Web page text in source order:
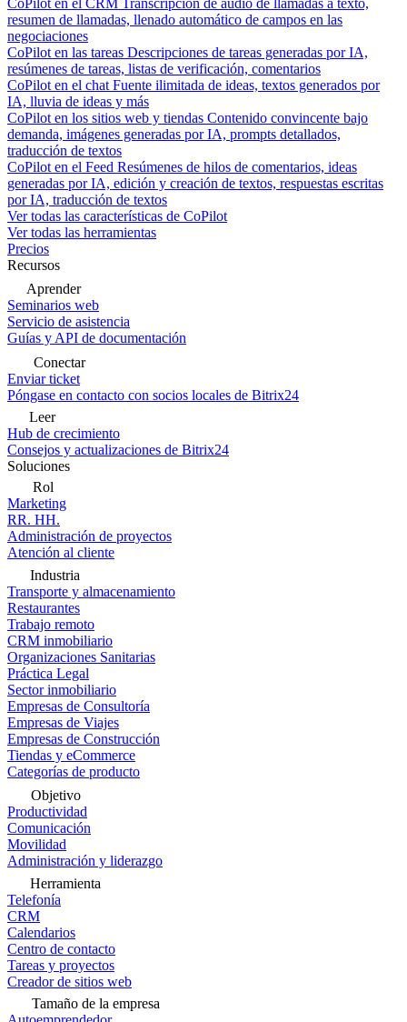
CoPilot en el CRM Transcripción de audio de llamadas a texto,
resumen de llamadas, llenado automático de campos en las
negociaciones
CoPilot en las tareas Descripciones de tareas generadas por IA,
resúmenes de tareas, listas de verificación, comentarios
CoPilot en el chat Fuente ilimitada de ideas, textos generados por
IA, lluvia de ideas y más
CoPilot en los sitios web y tiendas Contenido convincente bajo
demanda, imágenes generadas por IA, prompts detallados,
traducción de textos
CoPilot en el Feed Resúmenes de hilos de comentarios, ideas
generadas por IA, edición y creación de textos, respuestas escritas
por IA, traducción de textos
Ver todas las características de CoPilot
Ver todas las herramientas
Precios
Recursos
Aprender
Seminarios web
Servicio de asistencia
Guías y API de documentación
Conectar
Enviar ticket
Póngase en contacto con socios locales de Bitrix24
Leer
Hub de crecimiento
Consejos y actualizaciones de Bitrix24
Soluciones
Rol
Marketing
RR. HH.
Administración de proyectos
Atención al cliente
Industria
Transporte y almacenamiento
Restaurantes
Trabajo remoto
CRM inmobiliario
Organizaciones Sanitarias
Práctica Legal
Sector inmobiliario
Empresas de Consultoría
Empresas de Viajes
Empresas de Construcción
Tiendas y eCommerce
Categorías de producto
Objetivo
Productividad
Comunicación
Movilidad
Administración y liderazgo
Herramienta
Telefonía
CRM
Calendarios
Centro de contacto
Tareas y proyectos
Creador de sitios web
Tamaño de la empresa